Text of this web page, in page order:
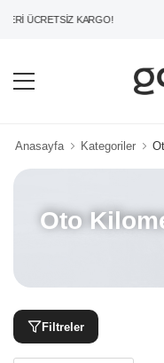
ÜCRETSİZ KARGO!
Anasayfa Kategoriler
Oto
Filtreler